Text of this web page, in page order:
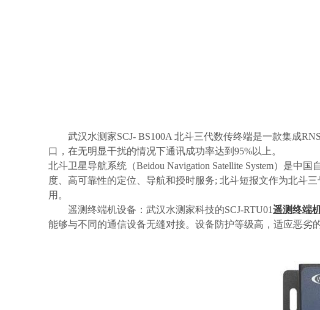
武汉水测家SCJ- BS100A 北斗三代数传终端是一款集成
口，在无明显干扰的情况下通讯成功率达到95%以上。
北斗卫星导航系统（Beidou Navigation Satellite System）是中
度、高可靠性的定位、导航和授时服务; 北斗短报文作为北斗
用。
遥测终端机设备：武汉水测家科技的SCJ-RTU01遥测终端
能够与不同的通信设备无缝对接。设备防护等级高，适应恶劣